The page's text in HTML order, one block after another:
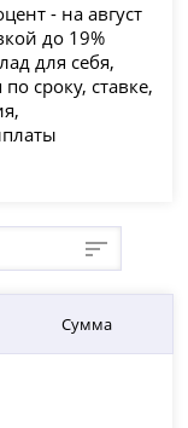
- на август
до 19%
для себя,
сроку, ставке,
Сумма